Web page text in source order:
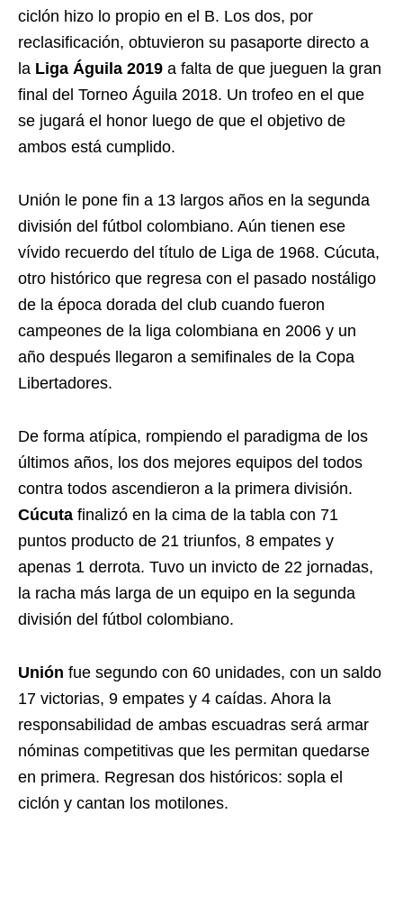
ciclón hizo lo propio en el B. Los dos, por
reclasificación, obtuvieron su pasaporte directo a
la Liga Águila 2019 a falta de que jueguen la gran
final del Torneo Águila 2018. Un trofeo en el que
se jugará el honor luego de que el objetivo de
ambos está cumplido.
Unión le pone fin a 13 largos años en la segunda
división del fútbol colombiano. Aún tienen ese
vívido recuerdo del título de Liga de 1968. Cúcuta,
otro histórico que regresa con el pasado nostáligo
de la época dorada del club cuando fueron
campeones de la liga colombiana en 2006 y un
año después llegaron a semifinales de la Copa
Libertadores.
De forma atípica, rompiendo el paradigma de los
últimos años, los dos mejores equipos del todos
contra todos ascendieron a la primera división.
Cúcuta finalizó en la cima de la tabla con 71
puntos producto de 21 triunfos, 8 empates y
apenas 1 derrota. Tuvo un invicto de 22 jornadas,
la racha más larga de un equipo en la segunda
división del fútbol colombiano.
Unión fue segundo con 60 unidades, con un saldo
17 victorias, 9 empates y 4 caídas. Ahora la
responsabilidad de ambas escuadras será armar
nóminas competitivas que les permitan quedarse
en primera. Regresan dos históricos: sopla el
ciclón y cantan los motilones.